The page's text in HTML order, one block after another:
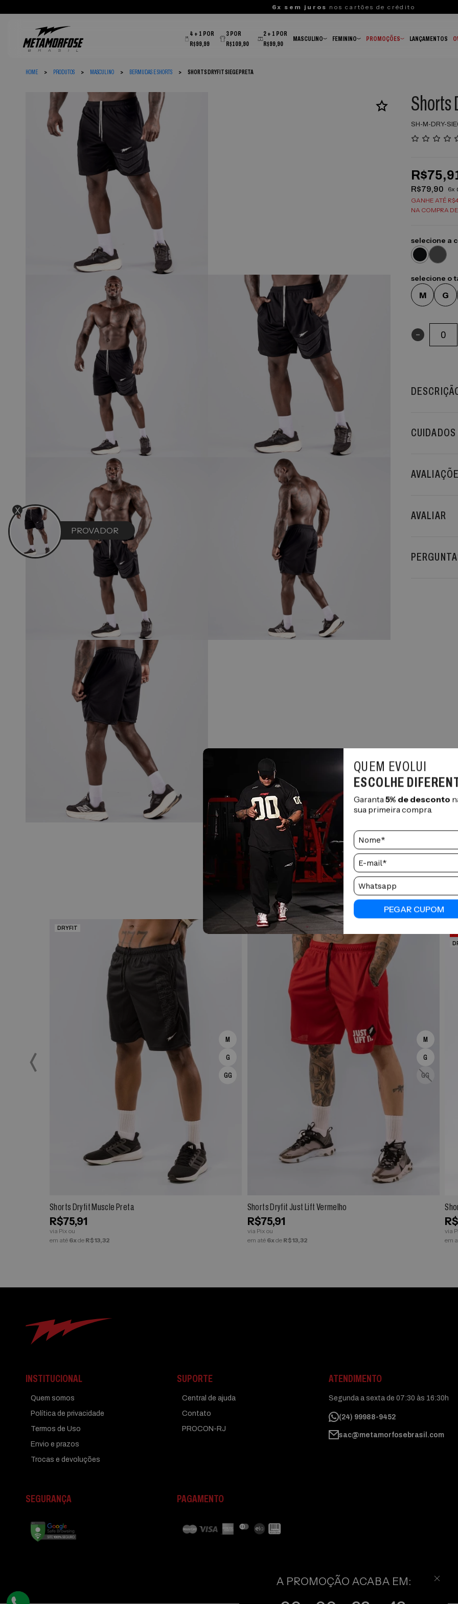
6x sem juros nos cartões de crédito
4 + 1 POR
R$99,99
3 POR
R$109,90
2 + 1 POR
R$99,90
MASCULINO FEMININO PROMOÇÕES LANÇAMENTOS
HOME PRODUTOS MASCULINO BERMUDAS E SHORTS SHORTS DRYFIT SIEGE PRETA
PROVADOR
X
Shorts
SH-M-DRY-
R$79,90 6x
GANHE ATÉ
NA COMPRA
selecione a
selecione o
M G
-
AVALIAR
RELACIONADOS
DRYFIT
M
G
GG
Shorts Dryfit Muscle Preta
R$75,91
via Pix ou
em até 6xde R$13,32
DRYFIT
M
G
GG
Shorts Dryfit Just Lift Vermelho
R$75,91
via Pix ou
em até 6xde R$13,32
via
em
A PROMOÇÃO ACABA EM:
INSTITUCIONAL
Quem somos
Política de privacidade
Termos de Uso
Envio e prazos
Trocas e devoluções
SUPORTE
Central de ajuda
Contato
PROCON-RJ
ATENDIMENTO
Segunda a sexta de 07:30 às 16:30h
(24) 99988-9452
sac@metamorfosebrasil.com
SEGURANÇA PAGAMENTO
QUEM EVOLUI
ESCOLHE
Garanta5% de desconto
sua primeira compra.
PEGAR CUPOM